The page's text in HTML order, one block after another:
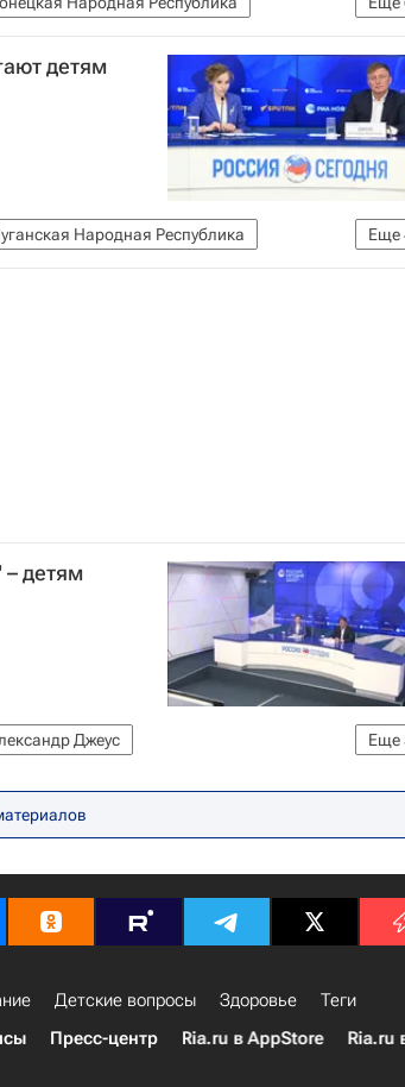
центр)
Россия
детям
Еще
Народная Республика
Александр Джеус
– детям
Еще
Джеус
Детские вопросы Здоровье
Теги
Пресс-центр Ria.ru в AppStore Ria.ru